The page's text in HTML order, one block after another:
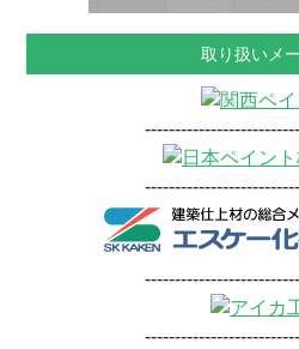
取り扱いメ